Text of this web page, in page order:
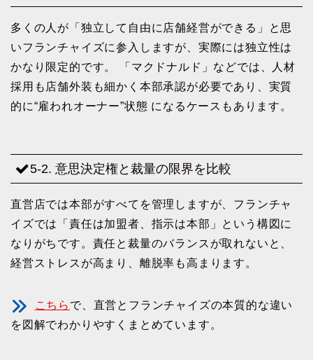
多くの人が「独立して自由に店舗経営ができる」と思
いフランチャイズに参入しますが、実際には独立性は
かなり限定的です。 「マクドナルド」などでは、人材
採用も店舗外装も細かく本部承認が必要であり、実質
的に“雇われオーナー”状態 になるケースもあります。
5-2. 意思決定権と裁量の限界を比較
直営店では本部がすべてを管理しますが、フランチャ
イズでは「責任は加盟者、指示は本部」という構図に
なりがちです。責任と裁量のバランスが取れないと、
経営ストレスが高まり、離脱率も高まります。
こちら で、直営とフランチャイズの本質的な違い
を図解でわかりやすくまとめています。